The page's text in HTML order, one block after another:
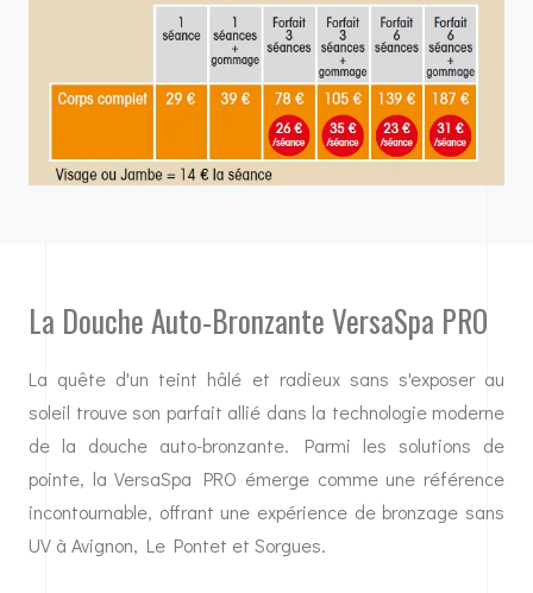
La Douche Auto-Bronzante VersaSpa PRO
La quête d'un teint hâlé et radieux sans s'exposer au
soleil trouve son parfait allié dans la technologie moderne
de la douche auto-bronzante. Parmi les solutions de
pointe, la VersaSpa PRO émerge comme une référence
incontournable, offrant une expérience de bronzage sans
UV à Avignon, Le Pontet et Sorgues.